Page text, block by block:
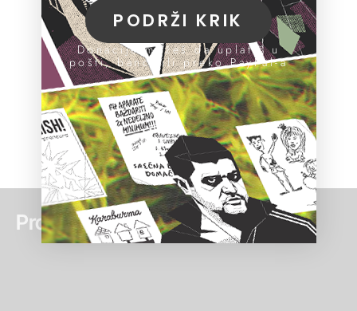
Pročitaj još:
PODRŽI KRIK
Donacije možeš da uplatiš u
pošti, banci ili preko PayPal-a